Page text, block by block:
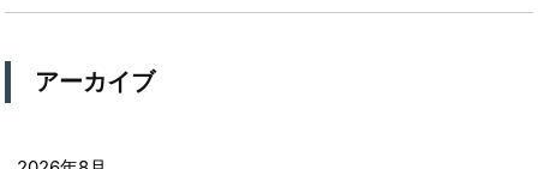
アーカイブ